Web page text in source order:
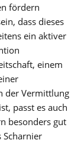
fördern
dass dieses
ein aktiver
einem
der Vermittlung
passt es auch
besonders gut
Scharnier